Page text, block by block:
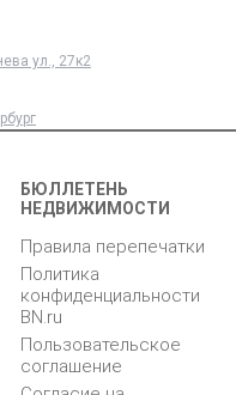
ул., 27к2
БЮЛЛЕТЕНЬ
НЕДВИЖИМОСТИ
Правила перепечатки
Политика
конфиденциальности
BN.ru
Пользовательское
соглашение